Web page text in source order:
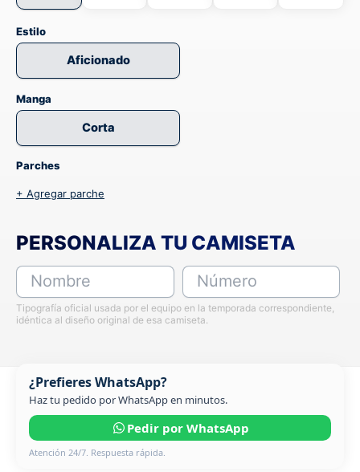
Estilo
Aficionado
Manga
Corta
Parches
+ Agregar parche
PERSONALIZA TU CAMISETA
Nombre Número
Tipografía oficial usada por el equipo en la temporada correspondiente,
idéntica al diseño original de esa camiseta.
¿Prefieres WhatsApp?
Haz tu pedido por WhatsApp en minutos.
Pedir por WhatsApp
Atención 24/7. Respuesta rápida.